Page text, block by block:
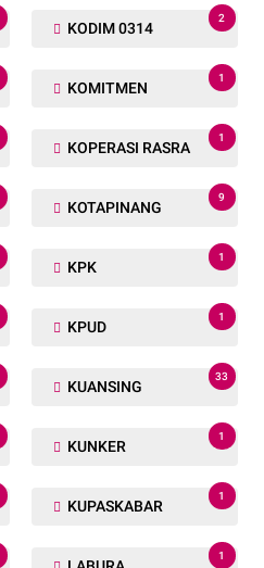
KODIM 0314
2
KOMITMEN
1
KOPERASI RASRA
1
KOTAPINANG
9
KPK
1
KPUD
1
KUANSING
33
KUNKER
1
KUPASKABAR
1
1